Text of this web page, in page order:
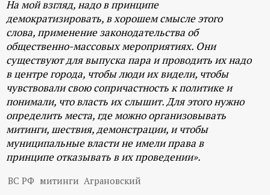
На мой взгляд, надо в принципе
демократизировать, в хорошем смысле этого
слова, применение законодательства об
общественно-массовых мероприятиях. Они
существуют для выпуска пара и проводить их надо
в центре города, чтобы люди их видели, чтобы
чувствовали свою сопричастность к политике и
понимали, что власть их слышит. Для этого нужно
определить места, где можно организовывать
митинги, шествия, демонстрации, и чтобы
муниципальные власти не имели права в
принципе отказывать в их проведении».
ВС РФ митинги Аграновский